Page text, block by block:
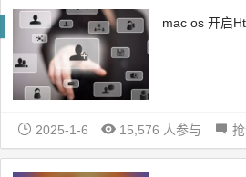
mac os 开启
2025-1-6 15,576 人参与